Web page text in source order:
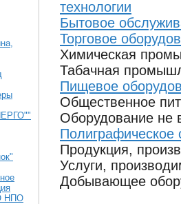
НПО
технологии
Бытовое
Торговое
Химическая
Табачная
Пищевое
Общественное
Оборудование не
Полиграфическое
Продукция,
Услуги,
Добывающее